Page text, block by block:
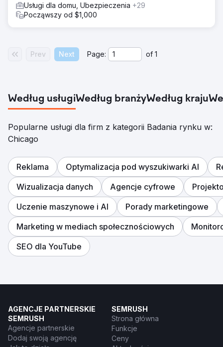
Usługi dla domu, Ubezpieczenia +29
Począwszy od $1,000
Prev Next Page: of 1
Według usługiWedług branżyWedług kraju
Popularne usługi dla firm z kategorii Badania rynku w:
Chicago
Reklama Optymalizacja pod wyszukiwarki AI
Wizualizacja danych
Agencje cyfrowe
Uczenie maszynowe i AI
Porady marketingowe
Marketing w mediach społecznościowych
SEO dla YouTube
AGENCJE PARTNERSKIE
SEMRUSH
Agencje partnerskie
Dodaj swoją agencję
SEMRUSH
Strona główna
Funkcje
Ceny